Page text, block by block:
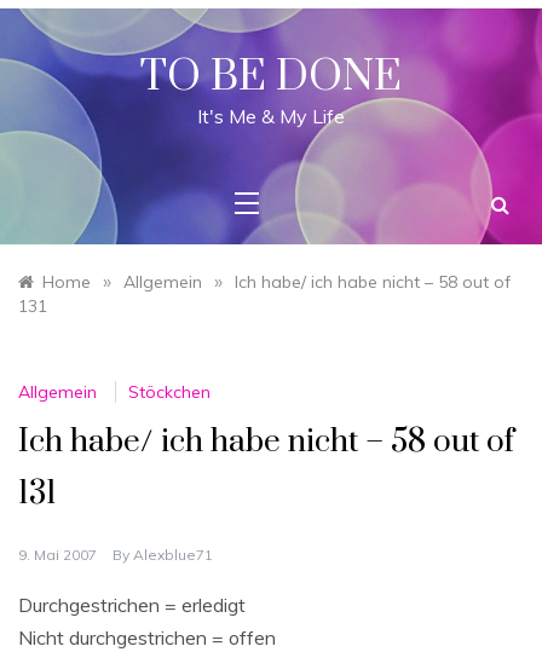
Skip
content
TO BE DONE
It's Me & My Life
Home » Allgemein »
Ich habe/ ich habe nicht – 58 out of
131
Allgemein Stöckchen
Ich habe/ ich habe nicht – 58 out of
131
9. Mai 2007 By Alexblue71
Durchgestrichen = erledigt
Nicht durchgestrichen = offen